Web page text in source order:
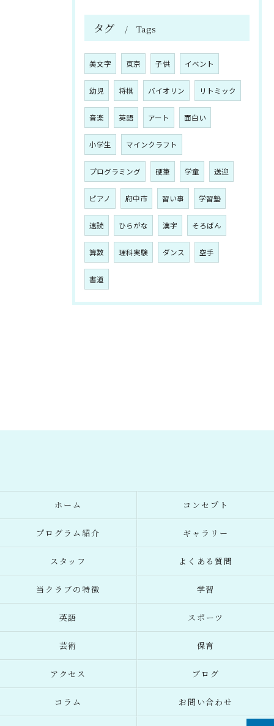
タグ Tags
美文字 東京 子供 イベント
幼児 将棋 バイオリン リトミック
音楽 英語 アート 面白い
小学生 マインクラフト
プログラミング 硬筆 学童 送迎
ピアノ 府中市 習い事 学習塾
速読 ひらがな 漢字 そろばん
算数 理科実験 ダンス 空手
書道
ホーム コンセプト
プログラム紹介 ギャラリー
スタッフ よくある質問
当クラブの特徴 学習
英語 スポーツ
芸術 保育
アクセス ブログ
コラム お問い合わせ